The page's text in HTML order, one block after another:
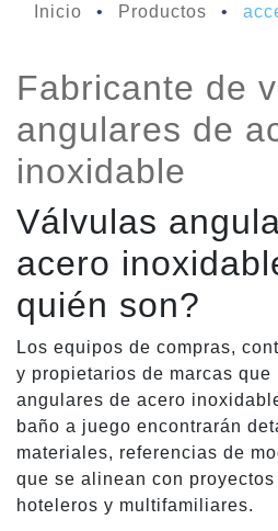
Inicio Productos
Fabricante de
angulares de
inoxidable
Válvulas
acero
quién son?
Los equipos de compras,
y propietarios de marcas
angulares de acero
baño a juego encontrarán
materiales, referencias de
que se alinean con
hoteleros y multifamiliares.